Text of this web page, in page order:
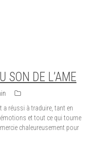
SON DE L’AME
a réussi à traduire, tant en
et tout ce qui tourne
chaleureusement pour